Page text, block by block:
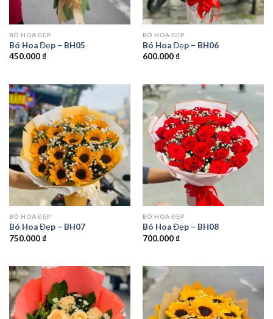
BÓ HOA ĐẸP
Bó Hoa Đẹp – BH05
450.000₫
BÓ HOA ĐẸP
Bó Hoa Đẹp – BH06
600.000₫
BÓ HOA ĐẸP
Bó Hoa Đẹp – BH07
750.000₫
BÓ HOA ĐẸP
Bó Hoa Đẹp – BH08
700.000₫